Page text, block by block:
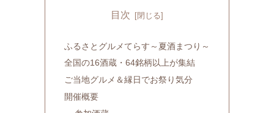
目次
ふるさとグルメてらす～夏酒まつり～
全国の16酒蔵・64銘柄以上が集結
ご当地グルメ＆縁日でお祭り気分
開催概要